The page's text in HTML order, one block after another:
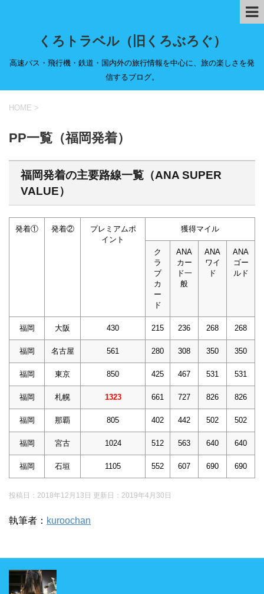
くろトラベル（旧くろぶろぐ）
高速バス・飛行機・鉄道・国内外の旅行情報を中心に、旅の楽しさを発
信するブログ。
HOME >
PP一覧（福岡発着）
福岡発着の主要路線一覧（ANA SUPER
VALUE）
発着① 発着②
プレミアムポ
イント
獲得マイル
ク
ラ
ブ
カ
ー
ド
ANA
カー
ド一
般
ANA
ワイ
ド
ANA
ゴー
ルド
福岡 大阪 430 215 236 268 268
福岡 名古屋 561 280 308 350 350
福岡 東京 850 425 467 531 531
福岡 札幌 1323 661 727 826 826
福岡 那覇 805 402 442 502 502
福岡 宮古 1024 512 563 640 640
福岡 石垣 1105 552 607 690 690
投稿日：2018年12月13日 更新日： 2019年4月30日
執筆者： kuroochan